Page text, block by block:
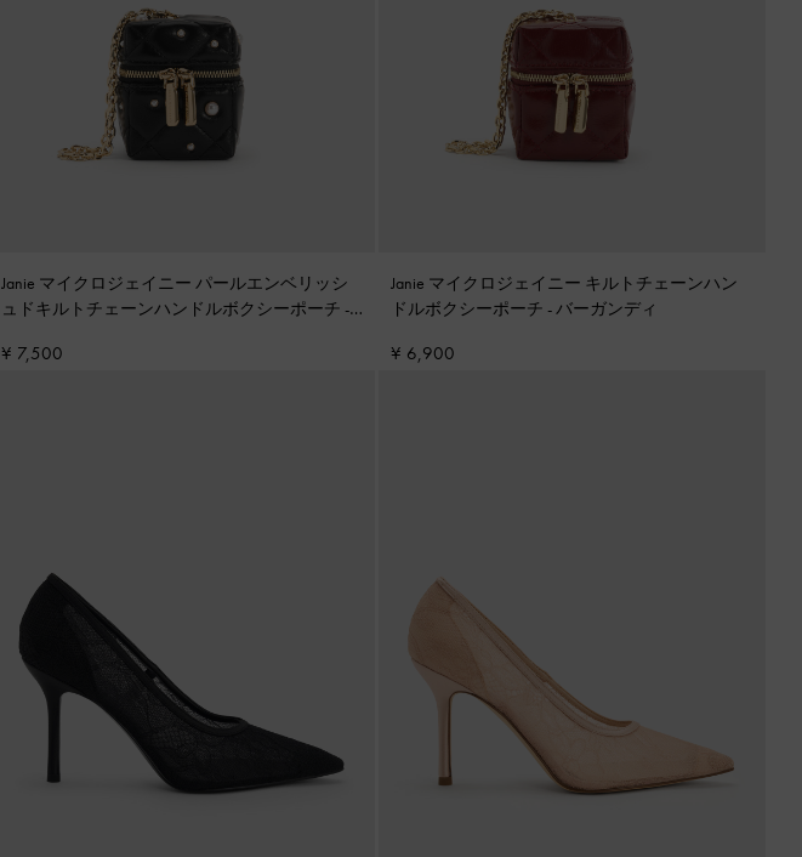
Janie マイクロジェイニー パールエンベリッシ
ュドキルトチェーンハンドルボクシーポーチ -
¥ 7,500
Janie マイクロジェイニー キルトチェーンハン
ドルボクシーポーチ -バーガンディ
¥ 6,900